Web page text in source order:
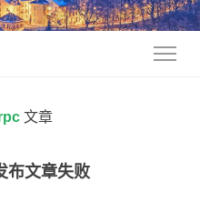
文章
布文章失败